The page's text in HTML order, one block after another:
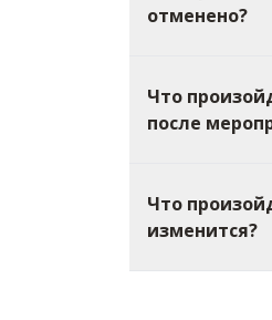
отменено?
Что
после
Что
изменится?